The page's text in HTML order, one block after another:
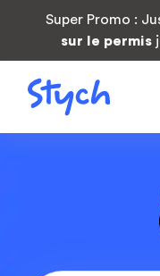
Super Promo :
sur le permis